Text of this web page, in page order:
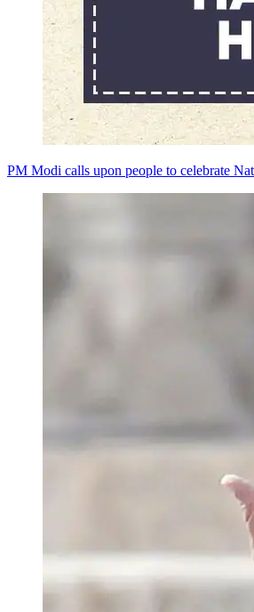
PM Modi calls upon people to celebrate